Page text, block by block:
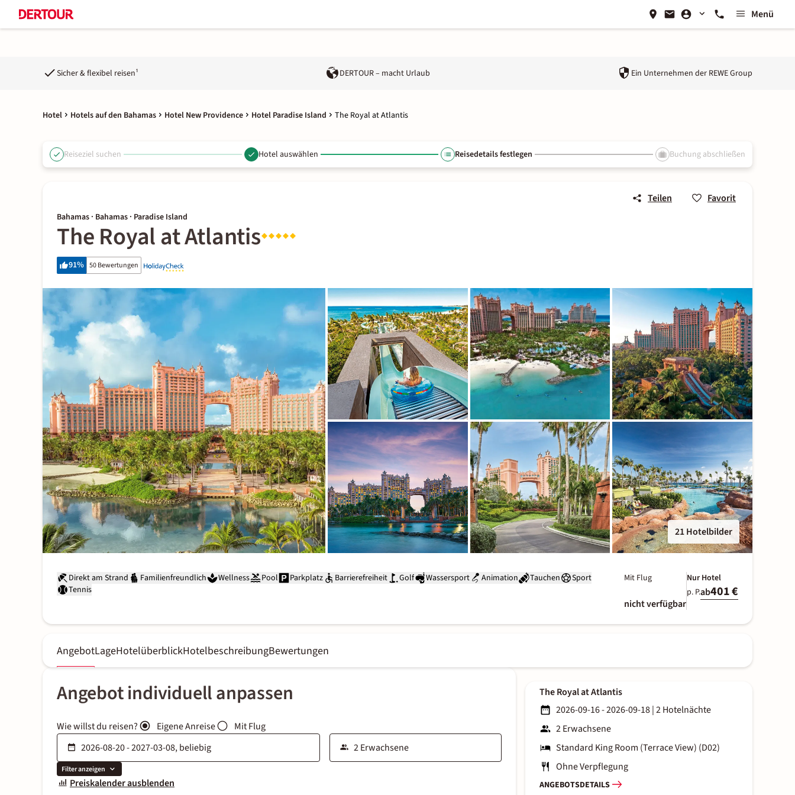
Menü
Sicher & flexibel reisen¹ DERTOUR – macht Urlaub Ein Unternehmen der REWE Group
Hotel Hotels auf den Bahamas Hotel New Providence Hotel Paradise Island The Royal at Atlantis
Reiseziel suchen Hotel auswählen Reisedetails festlegen Buchung abschließen
Teilen Favorit
Bahamas · Bahamas · Paradise Island
The Royal at Atlantis
91% 50 Bewertungen
21 Hotelbilder
Direkt am Strand Familienfreundlich Wellness Pool Parkplatz Barrierefreiheit Golf Wassersport Animation Tauchen
Sport
Tennis
Mit Flug
nicht verfügbar
Nur Hotel
p. P.ab401 €
AngebotLageHotelüberblickHotelbeschreibungBewertungen
Angebot individuell anpassen
Wie willst du reisen? Eigene Anreise Mit Flug
Filter anzeigen
Preiskalender ausblenden
The Royal at Atlantis
2026-09-16 - 2026-09-18|2 Hotelnächte
2 Erwachsene
Standard King Room (Terrace View) (D02)
Ohne Verpflegung
ANGEBOTSDETAILS